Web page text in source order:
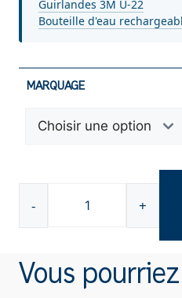
Guirlandes 3M U-22
Bouteille d'eau
MARQUAGE
-
quantité
de
A5
+
Vous